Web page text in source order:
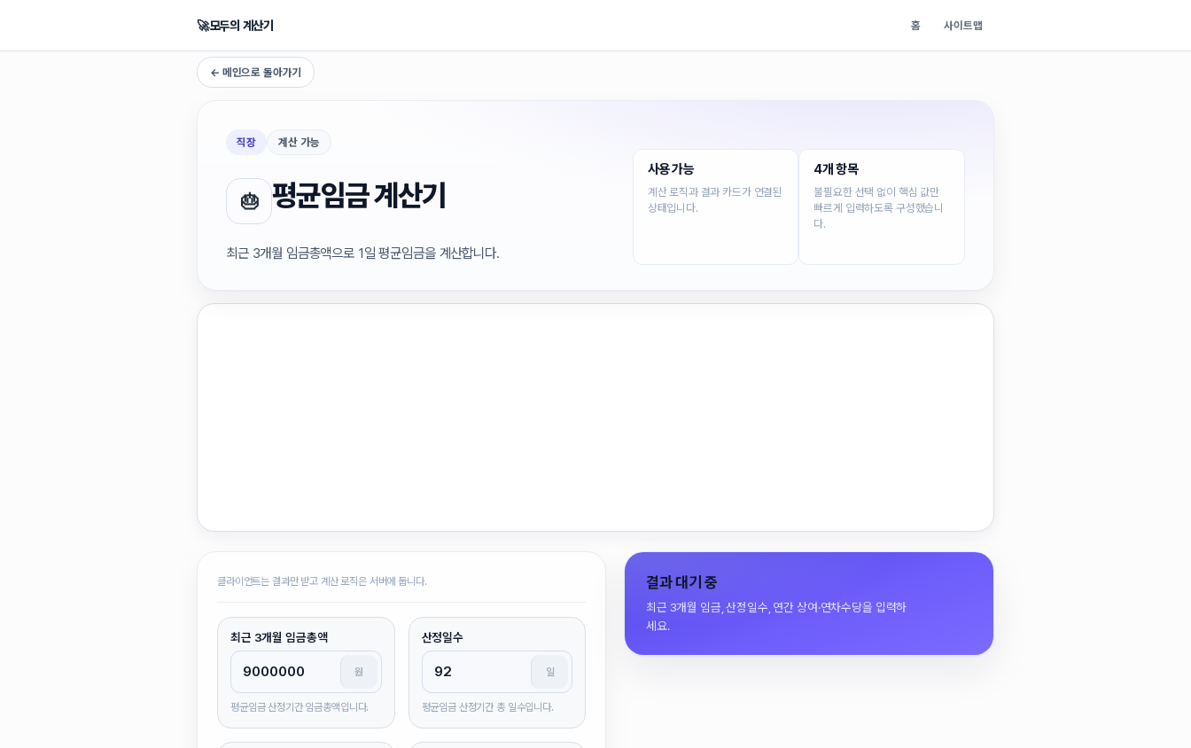
🚀모두의 계산기 홈 사이트맵
← 메인으로 돌아가기
직장 계산 가능
🎂 평균임금 계산기
최근 3개월 임금총액으로 1일 평균임금을 계산합니다.
사용 가능
계산 로직과 결과 카드가 연결된
상태입니다.
4개 항목
불필요한 선택 없이 핵심 값만
빠르게 입력하도록 구성했습니
다.
클라이언트는 결과만 받고 계산 로직은 서버에 둡니다.
최근 3개월 임금총액
원
평균임금 산정기간 임금총액입니다.
산정일수
일
평균임금 산정기간 총 일수입니다.
결과 대기 중
최근 3개월 임금, 산정일수, 연간 상여·연차수당을 입력하
세요.